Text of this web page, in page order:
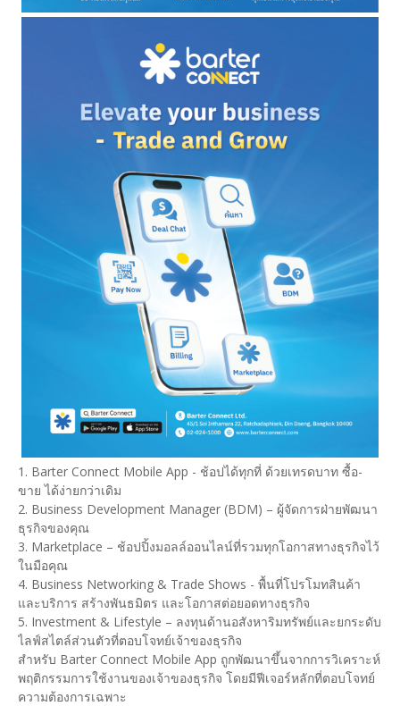
1. Barter Connect Mobile App - ช้อปได้ทุกที่ ด้วยเทรดบาท ซื้อ-
ขาย ได้ง่ายกว่าเดิม
2. Business Development Manager (BDM) – ผู้จัดการฝ่ายพัฒนา
ธุรกิจของคุณ
3. Marketplace – ช้อปปิ้งมอลล์ออนไลน์ที่รวมทุกโอกาสทางธุรกิจไว้
ในมือคุณ
4. Business Networking & Trade Shows - พื้นที่โปรโมทสินค้า
และบริการ สร้างพันธมิตร และโอกาสต่อยอดทางธุรกิจ
5. Investment & Lifestyle – ลงทุนด้านอสังหาริมทรัพย์และยกระดับ
ไลฟ์สไตล์ส่วนตัวที่ตอบโจทย์เจ้าของธุรกิจ
สำหรับ Barter Connect Mobile App ถูกพัฒนาขึ้นจากการวิเคราะห์
พฤติกรรมการใช้งานของเจ้าของธุรกิจ โดยมีฟีเจอร์หลักที่ตอบโจทย์
ความต้องการเฉพาะ